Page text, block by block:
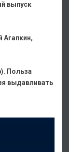
выпуск
Агапкин,
Польза
выдавливать